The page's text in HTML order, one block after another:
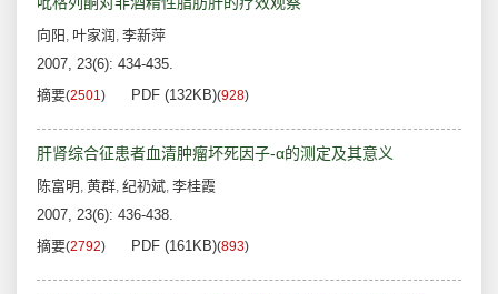
向阳 , 叶家润 , 李新萍
2007, 23(6): 434-435.
摘要(2501) PDF (132KB)(928)
肝肾综合征患者血清肿瘤坏死因子-α的测定及其意义
陈富明 , 黄群, 纪礽斌, 李桂霞
2007, 23(6): 436-438.
摘要(2792) PDF (161KB)(893)